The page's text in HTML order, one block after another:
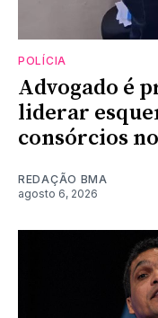
POLÍCIA
Advogado é
liderar
consórcios
REDAÇÃO BMA
agosto 6, 2026